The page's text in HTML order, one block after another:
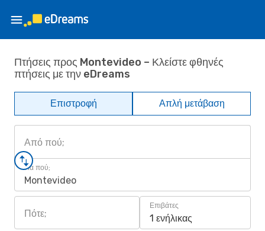
Πτήσεις προς Montevideo – Κλείστε φθηνές
πτήσεις με την eDreams
Επιστροφή Απλή μετάβαση
Από πού;
Για πού;
Montevideo
Πότε;
Επιβάτες
1 ενήλικας